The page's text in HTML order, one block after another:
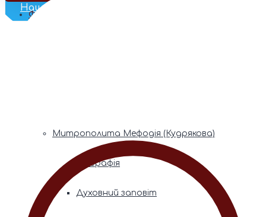
Наш Телеграм
Фонди пам’яті
Митрополита Мефодія (Кудрякова)
Біографія
Духовний заповіт